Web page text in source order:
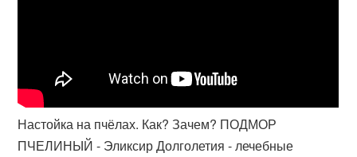
Настойка на пчёлах. Как? Зачем? ПОДМОР
ПЧЕЛИНЫЙ - Эликсир Долголетия - лечебные